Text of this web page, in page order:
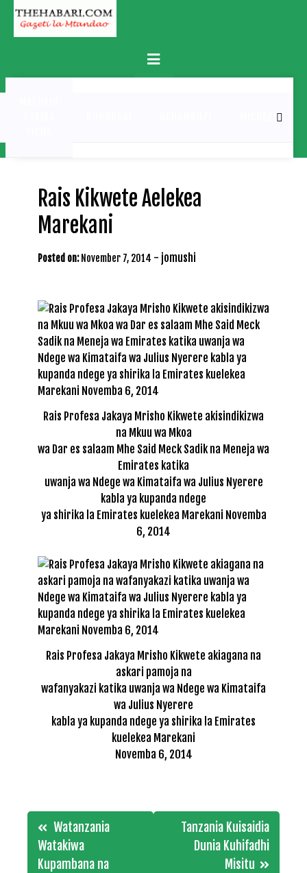
Skip
content
Primary
Menu
MICHEZO
Rais Kikwete Aelekea
Marekani
Posted on: November 7, 2014 - jomushi
Rais Profesa Jakaya Mrisho Kikwete akisindikizwa
na Mkuu wa Mkoa
wa Dar es salaam Mhe Said Meck Sadik na Meneja wa
Emirates katika
uwanja wa Ndege wa Kimataifa wa Julius Nyerere
kabla ya kupanda ndege
ya shirika la Emirates kuelekea Marekani Novemba
6, 2014
Rais Profesa Jakaya Mrisho Kikwete akiagana na
askari pamoja na
wafanyakazi katika uwanja wa Ndege wa Kimataifa
wa Julius Nyerere
kabla ya kupanda ndege ya shirika la Emirates
kuelekea Marekani
Novemba 6, 2014
Post
navigation
Watanzania
Watakiwa
Kupambana na
Tanzania Kuisaidia
Dunia Kuhifadhi
Misitu